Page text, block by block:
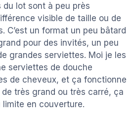
lot sont à peu près
visible de taille ou de
C’est un format un peu bâtard
pour des invités, un peu
grandes serviettes. Moi je les
serviettes de douche
de cheveux, et ça fonctionne
de très grand ou très carré, ça
en couverture.